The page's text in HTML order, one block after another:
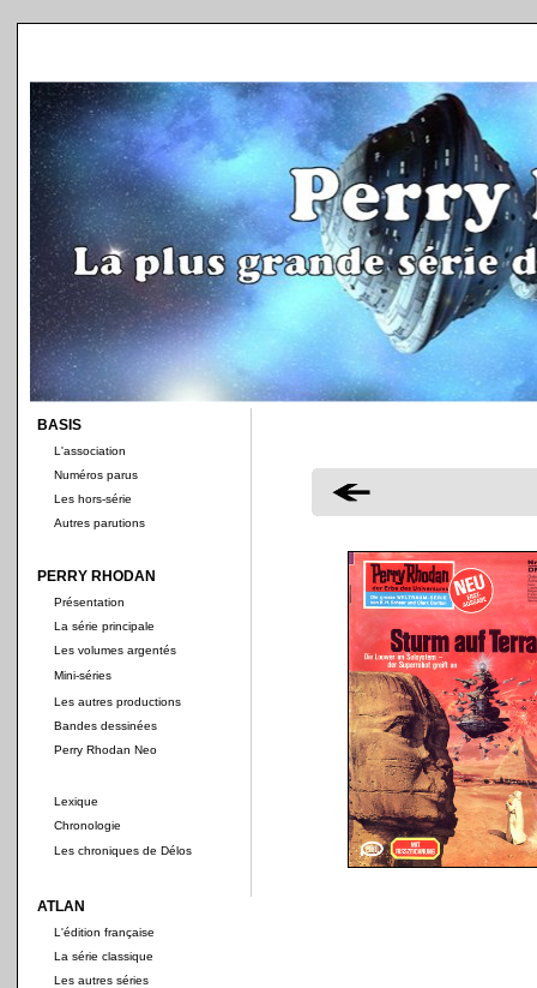
BASIS
L'association
Numéros parus
Les hors-série
Autres parutions
PERRY RHODAN
Présentation
La série principale
Les volumes argentés
Mini-séries
Les autres productions
Bandes dessinées
Perry Rhodan Neo
Lexique
Chronologie
Les chroniques de Délos
ATLAN
L'édition française
La série classique
Les autres séries